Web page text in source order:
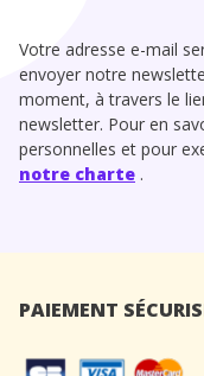
Votre adresse e-mail
envoyer notre
moment, à travers le
newsletter. Pour en
personnelles et pour
notre charte .
PAIEMENT